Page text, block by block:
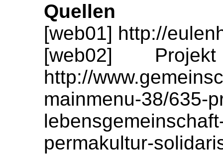
Quellen
[web01] http://
[web02]
http://
mainmenu-38/635-
permakultur-